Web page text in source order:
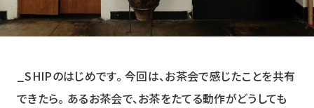
HOP BREEZE
ホップ ブリーズ
_SHIPのはじめです。 今回は、お茶会で感じたことを共有
できたら。 あるお茶会で、お茶をたてる動作がどうしても